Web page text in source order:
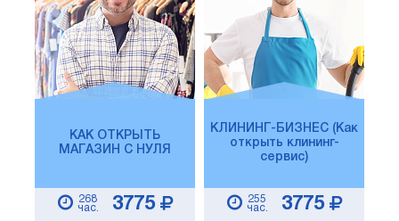
КАК ОТКРЫТЬ
МАГАЗИН С НУЛЯ
268
час.
3775
КЛИНИНГ-БИЗНЕС (Как
открыть клининг-
сервис)
255
час.
3775